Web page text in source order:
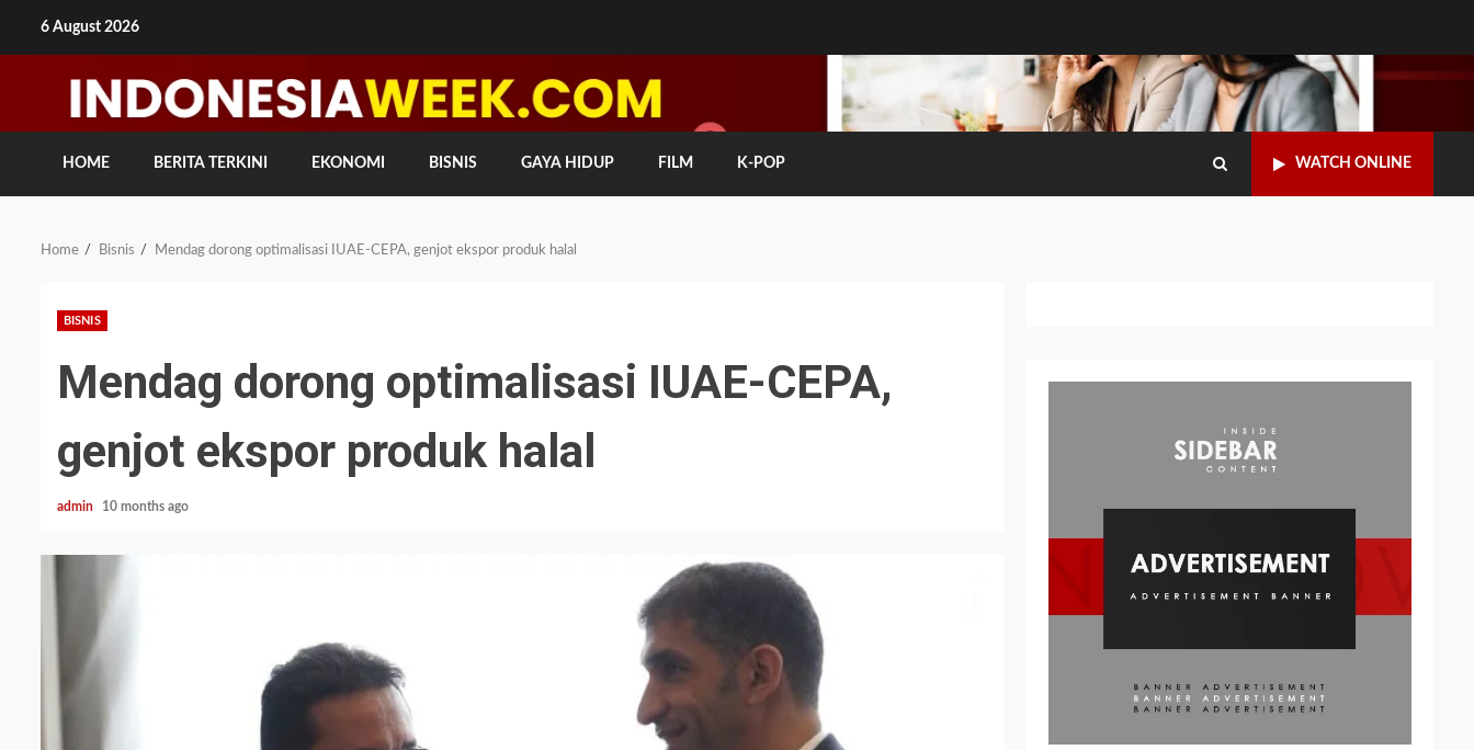
6 August 2026
HOME BERITA TERKINI EKONOMI BISNIS GAYA HIDUP FILM K-POP WATCH ONLINE
Home Bisnis Mendag dorong optimalisasi IUAE-CEPA, genjot ekspor produk halal
BISNIS
Mendag dorong optimalisasi IUAE-CEPA,
genjot ekspor produk halal
admin 10 months ago